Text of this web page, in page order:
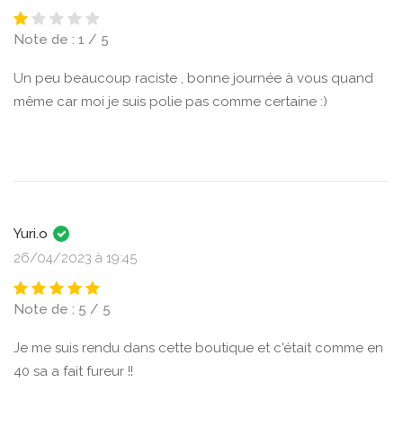
Note de : 1 / 5
Un peu beaucoup raciste , bonne journée à vous quand
même car moi je suis polie pas comme certaine :)
Yuri.o
26/04/2023 à 19:45
Note de : 5 / 5
Je me suis rendu dans cette boutique et c'était comme en
40 sa a fait fureur !!